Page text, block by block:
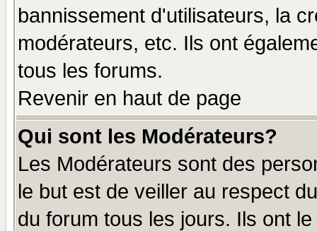
bannissement d'utilisateurs, la
modérateurs, etc. Ils ont
tous les forums.
Revenir en haut de page
Qui sont les Modérateurs?
Les Modérateurs sont des
le but est de veiller au respect
du forum tous les jours. Ils ont